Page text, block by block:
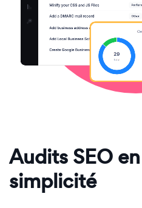
Audits SEO
simplicité